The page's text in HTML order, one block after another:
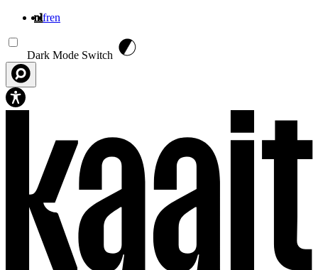
nlfren
Dark Mode Switch